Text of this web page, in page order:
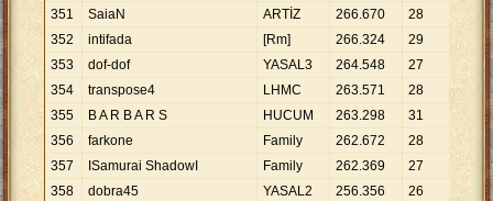
351
SaiaN ARTİZ 266.670 28 9.
352
intifada [Rm] 266.324 29
353
dof-dof YASAL3 264.548 27 9
354
transpose4 LHMC 263.571 28
355
B A R B A R S HUCUM 263.298 31 8
356
farkone Family 262.672 28
357
ISamurai ShadowI Family 262.369 27 9
358
dobra45 YASAL2 256.356 26 9